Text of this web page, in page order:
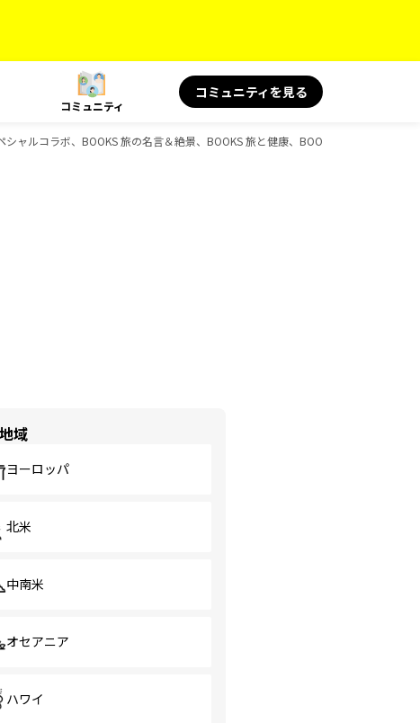
コミュニティ
コミュニティを見る
ャルコラボ、BOOKS 旅の名言＆絶景、BOOKS 旅と健康、BOOKS、D-Booksのガ
域
ヨーロッパ
北米
中南米
オセアニア
ハワイ